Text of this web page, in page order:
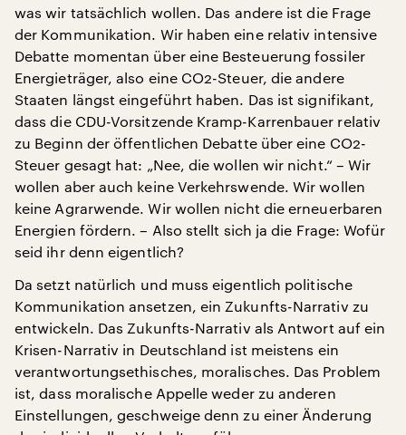
was wir tatsächlich wollen. Das andere ist die Frage
der Kommunikation. Wir haben eine relativ intensive
Debatte momentan über eine Besteuerung fossiler
Energieträger, also eine CO2-Steuer, die andere
Staaten längst eingeführt haben. Das ist signifikant,
dass die CDU-Vorsitzende Kramp-Karrenbauer relativ
zu Beginn der öffentlichen Debatte über eine CO2-
Steuer gesagt hat: „Nee, die wollen wir nicht.“ – Wir
wollen aber auch keine Verkehrswende. Wir wollen
keine Agrarwende. Wir wollen nicht die erneuerbaren
Energien fördern. – Also stellt sich ja die Frage: Wofür
seid ihr denn eigentlich?
Da setzt natürlich und muss eigentlich politische
Kommunikation ansetzen, ein Zukunfts-Narrativ zu
entwickeln. Das Zukunfts-Narrativ als Antwort auf ein
Krisen-Narrativ in Deutschland ist meistens ein
verantwortungsethisches, moralisches. Das Problem
ist, dass moralische Appelle weder zu anderen
Einstellungen, geschweige denn zu einer Änderung